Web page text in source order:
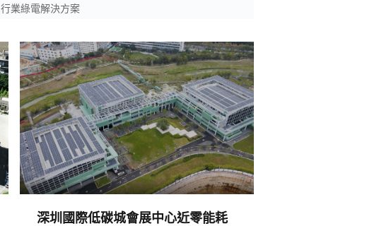
行業綠電解決方案
深圳國際低碳城會展中心近零能耗